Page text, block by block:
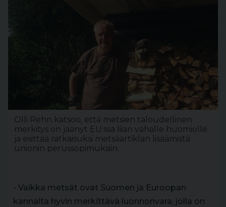
Olli Rehn katsoo, että metsien taloudellinen
merkitys on jäänyt EU:ssa liian vähälle huomiolle
ja esittää ratkaisuksi metsäartiklan lisäämistä
unionin perussopimuksiin.
- Vaikka metsät ovat Suomen ja Euroopan
kannalta hyvin merkittävä luonnonvara, jolla on